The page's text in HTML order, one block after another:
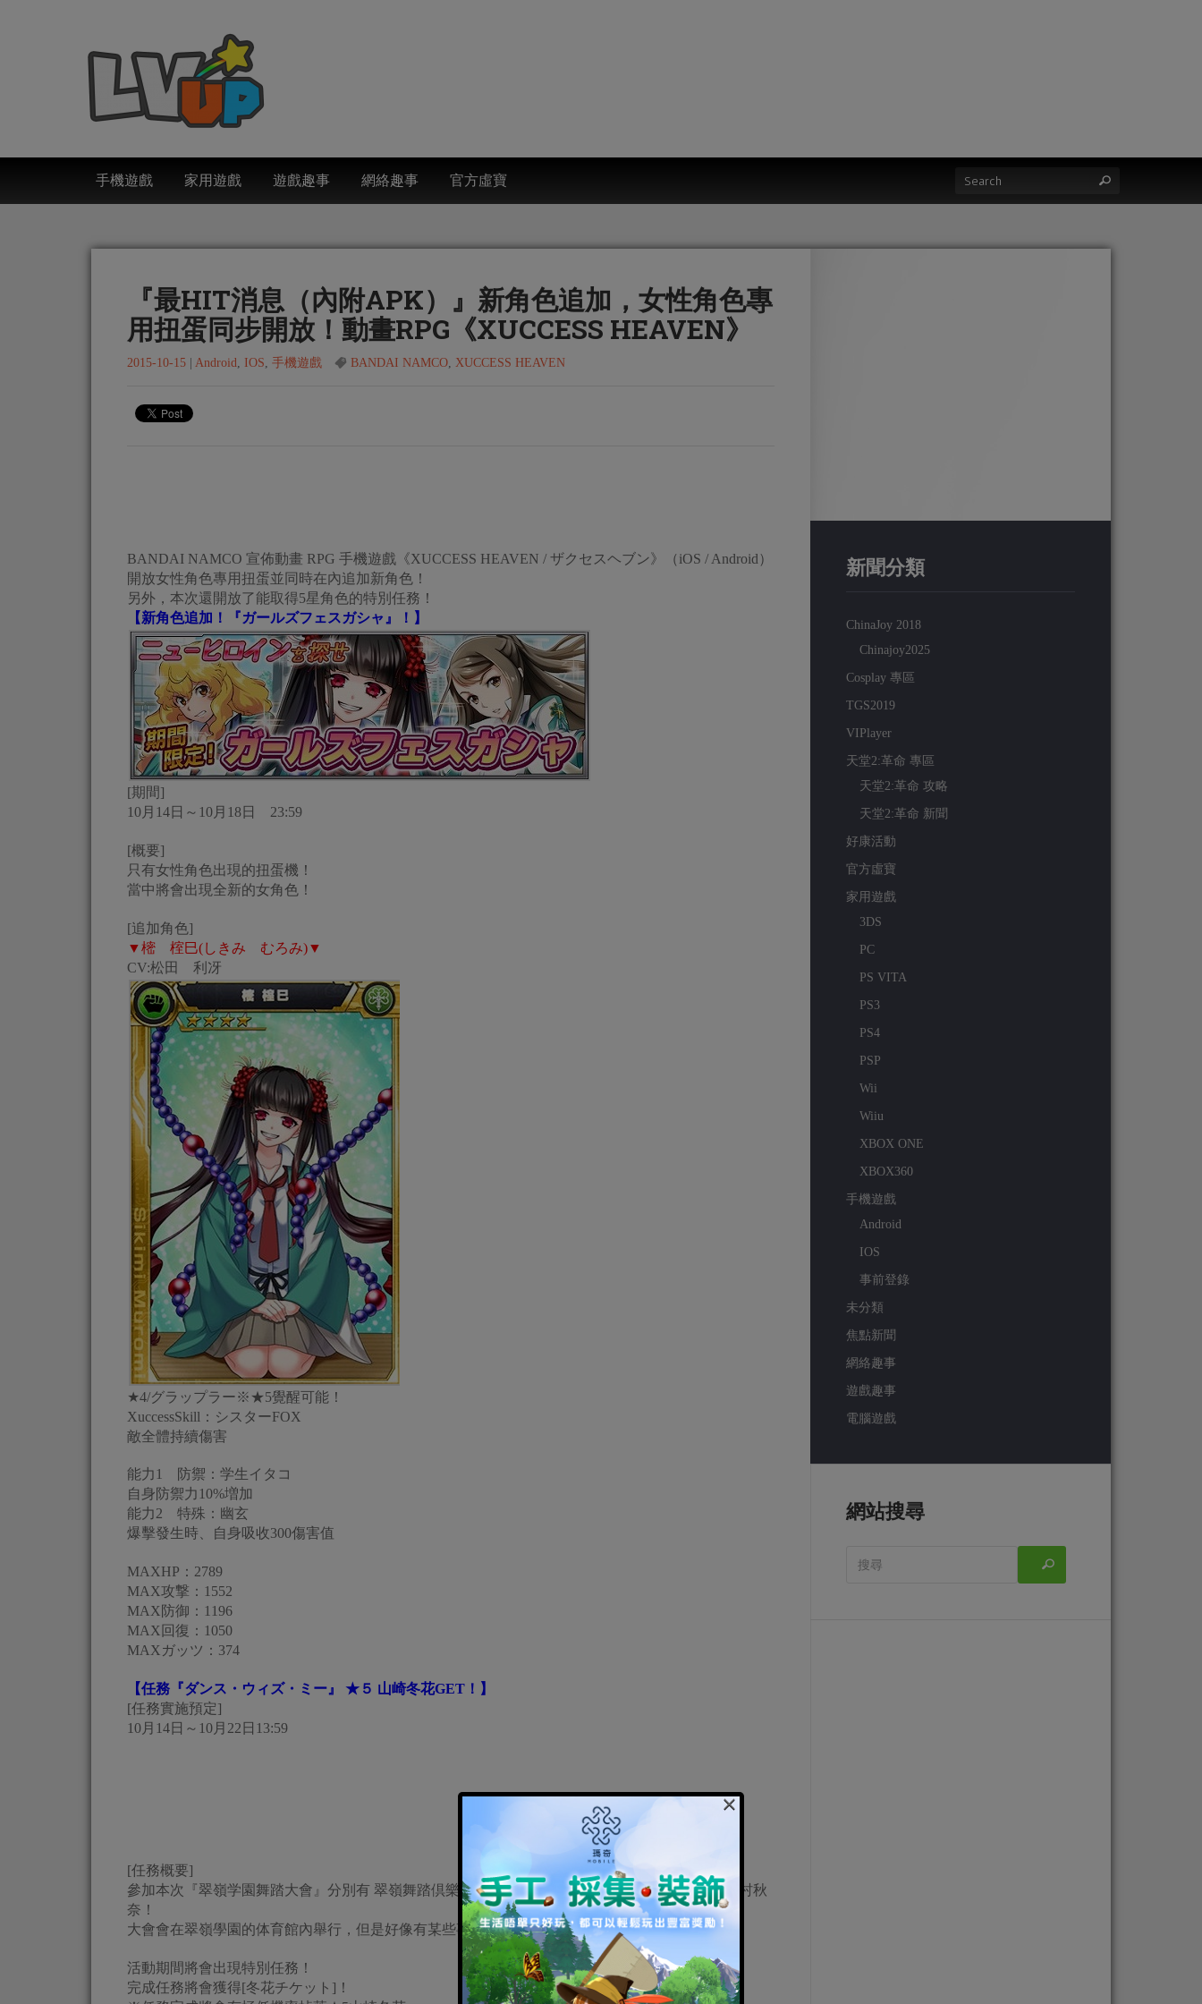
手機遊戲 家用遊戲 遊戲趣事 網絡趣事 官方虛寶
『最HIT消息（內附APK）』新角色追加，女性角色專
用扭蛋同步開放！動畫RPG《XUCCESS HEAVEN》
2015-10-15 Android, IOS, 手機遊戲 BANDAI NAMCO, XUCCESS HEAVEN
BANDAI NAMCO 宣佈動畫 RPG 手機遊戲《XUCCESS HEAVEN / ザクセスヘブン》（iOS / Android）
開放女性角色專用扭蛋並同時在內追加新角色！
另外，本次還開放了能取得5星角色的特別任務！
【新角色追加！『ガールズフェスガシャ』！】
[期間]
10月14日～10月18日 23:59
[概要]
只有女性角色出現的扭蛋機！
當中將會出現全新的女角色！
[追加角色]
▼樒 榁巳(しきみ むろみ)▼
CV:松田 利冴
★4/グラップラー※★5覺醒可能！
XuccessSkill：シスターFOX
敵全體持續傷害
能力1 防禦：学生イタコ
自身防禦力10%増加
能力2 特殊：幽玄
爆擊發生時、自身吸收300傷害值
MAXHP：2789
MAX攻撃：1552
MAX防御：1196
MAX回復：1050
MAXガッツ：374
【任務『ダンス・ウィズ・ミー』 ★５ 山崎冬花GET！】
[任務實施預定]
10月14日～10月22日13:59
[任務概要]
參加本次『翠嶺学園舞踏大會』分別有 翠嶺舞踏倶樂部的山崎冬花、 笠尾春乃、園山瑠夏、 野々村秋
奈！
大會會在翠嶺學園的体育館內舉行，但是好像有某些事件正在等待著女孩們…？
活動期間將會出現特別任務！
完成任務將會獲得[冬花チケット]！
新聞分類
ChinaJoy 2018
Chinajoy2025
Cosplay 專區
TGS2019
VIPlayer
天堂2:革命 專區
天堂2:革命 攻略
天堂2:革命 新聞
好康活動
官方虛寶
家用遊戲
3DS
PC
PS VITA
PS3
PS4
PSP
Wii
Wiiu
XBOX ONE
XBOX360
手機遊戲
Android
IOS
事前登錄
未分類
焦點新聞
網絡趣事
遊戲趣事
電腦遊戲
網站搜尋
×